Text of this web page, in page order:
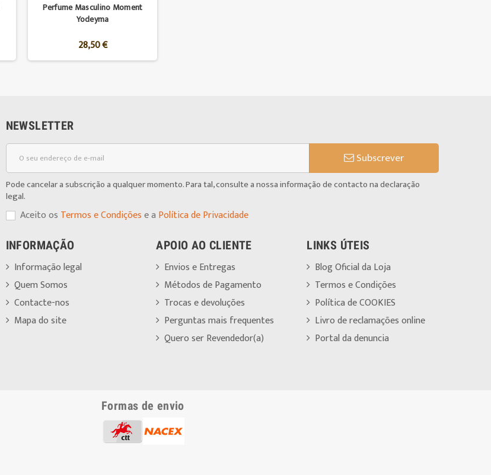
Perfume Masculino Moment
Yodeyma
28,50 €
NEWSLETTER
Subscrever
Pode cancelar a subscrição a qualquer momento. Para tal, consulte a nossa informação de contacto na declaração
legal.
Aceito os Termos e Condiçõese a Política de Privacidade
INFORMAÇÃO
Informação legal
Quem Somos
Contacte-nos
Mapa do site
APOIO AO CLIENTE
Envios e Entregas
Métodos de Pagamento
Trocas e devoluções
Perguntas mais frequentes
Quero ser Revendedor(a)
LINKS ÚTEIS
Blog Oficial da Loja
Termos e Condições
Política de COOKIES
Livro de reclamações online
Portal da denuncia
Formas de envio